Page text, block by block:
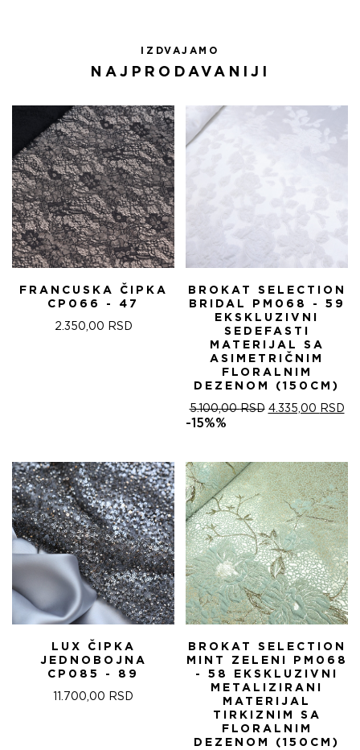
IZDVAJAMO
NAJPRODAVANIJI
FRANCUSKA ČIPKA
CP066 - 47
2.350,00 RSD
BROKAT SELECTION
BRIDAL PM068 - 59
EKSKLUZIVNI
SEDEFASTI
MATERIJAL SA
ASIMETRIČNIM
FLORALNIM
DEZENOM (150CM)
5.100,00RSD ОРИГИНАЛНА
5.100,00 RSD.
4.335,00 RSD
-15%%
LUX ČIPKA
JEDNOBOJNA
CP085 - 89
11.700,00 RSD
BROKAT SELECTION
MINT ZELENI PM068
- 58 EKSKLUZIVNI
METALIZIRANI
MATERIJAL
TIRKIZNIM SA
FLORALNIM
DEZENOM (150CM)